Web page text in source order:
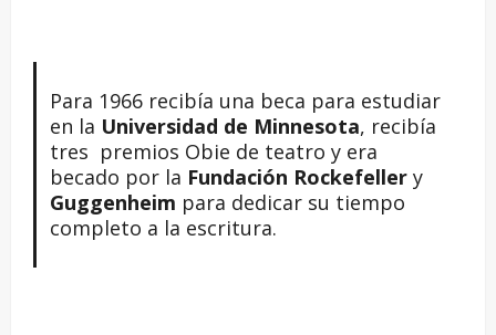
Para 1966 recibía una beca para estudiar
en la Universidad de Minnesota, recibía
tres premios Obie de teatro y era
becado por la Fundación Rockefellery
Guggenheim para dedicar su tiempo
completo a la escritura.